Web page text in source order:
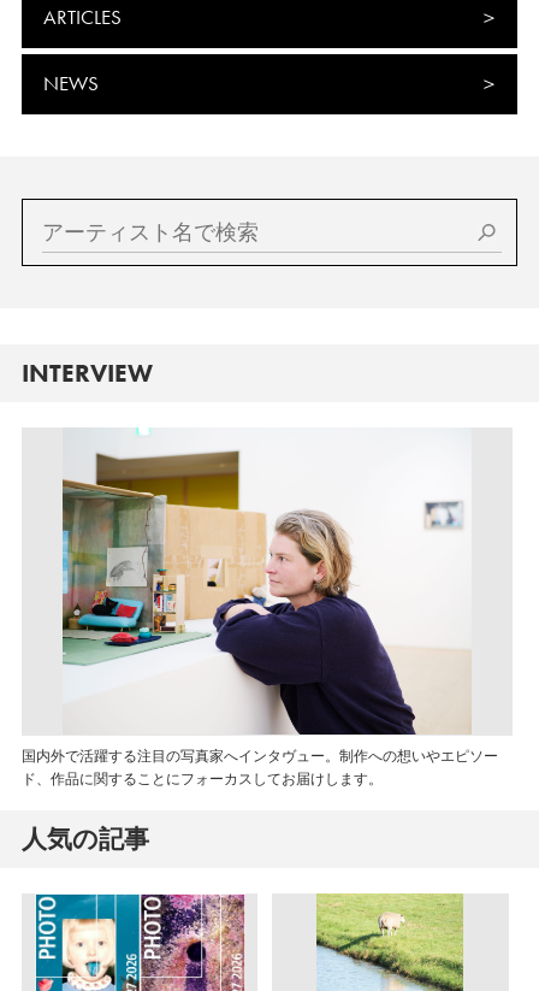
ARTICLES
NEWS
INTERVIEW
国内外で活躍する注目の写真家へインタヴュー。制作への想いやエピソー
ド、作品に関することにフォーカスしてお届けします。
人気の記事